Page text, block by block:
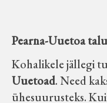
Pearna-Uuetoa talu
Kohalikele jällegi
Uuetoad. Need
ühesuurusteks.